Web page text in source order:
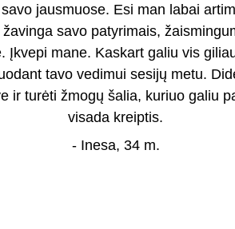
jausmuose. Esi man labai
savo patyrimais,
Įkvepi mane. Kaskart galiu vis
tavo vedimui sesijų metu.
ir turėti žmogų šalia, kuriuo galiu
visada kreiptis.
- Inesa, 34 m.